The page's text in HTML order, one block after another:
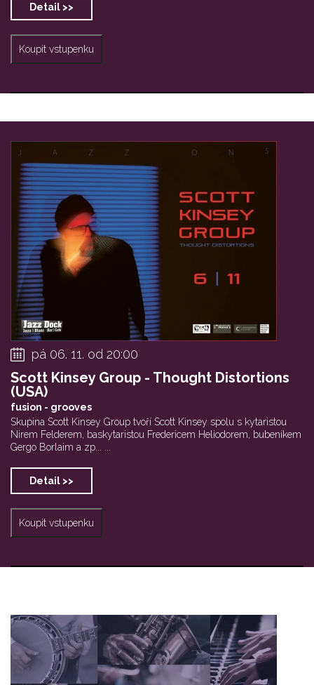
Detail >>
Koupit vstupenku
pá 06. 11. od 20:00
Scott Kinsey Group - Thought Distortions
(USA)
fusion - grooves
Skupina Scott Kinsey Group tvoří Scott Kinsey spolu s kytaristou
Nirem Felderem, baskytaristou Fredericem Heliodorem, bubeníkem
Gergo Borlaim a zp... ...
Detail >>
Koupit vstupenku